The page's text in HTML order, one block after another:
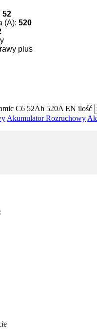
52
(A): 520
plus
C6 52Ah 520A EN ilość
Akumulator Rozruchowy